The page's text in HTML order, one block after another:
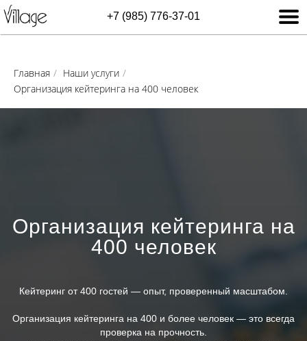
+7 (985) 776-37-01
Главная / Наши услуги /
Организация кейтеринга на 400 человек
Организация кейтеринга на
400 человек
Кейтеринг от 400 гостей — опыт, проверенный масштабом.
Организация кейтеринга на 400 и более человек — это всегда
проверка на прочность.